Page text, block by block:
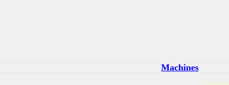
Machines